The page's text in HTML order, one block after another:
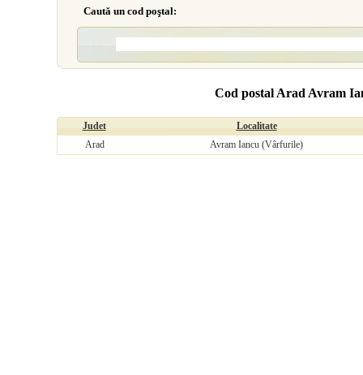
Caută un cod poştal:
Cod postal Arad Avram
Judet
Localitate
Arad
Avram Iancu (Vârfurile)